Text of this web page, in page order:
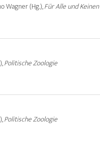
Wagner (Hg.),Für Alle und Keinen
Politische Zoologie
Politische Zoologie